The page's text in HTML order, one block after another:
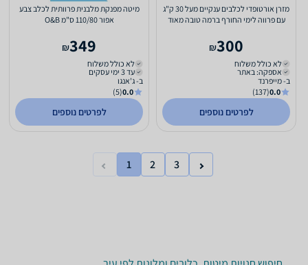
מזרן אורטופדי לכלבים ענקיים מעל 30 ק"ג
עם פרווה לימי החורף ברמה טובה מאוד
300
₪
לא כולל משלוח
אספקה: באתר
ב- מייפרנד
0.0
(137)
לפרטים נוספים
מיטה מפנקת מלבנית פרוותית לכלב צבע
אפור 110/80 ס"מ O&B
349
₪
לא כולל משלוח
עד 3 ימי עסקים
ב- ג'אנגו
0.0
(5)
לפרטים נוספים
1 2 3